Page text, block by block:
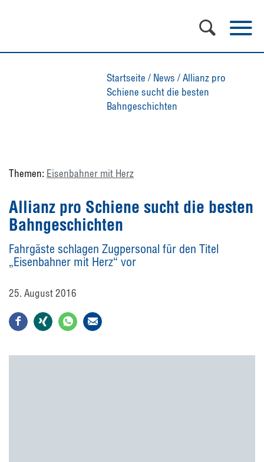
Startseite / News /Allianz pro
Schiene sucht die besten
Bahngeschichten
Themen: Eisenbahner mit Herz
Allianz pro Schiene sucht die besten
Bahngeschichten
Fahrgäste schlagen Zugpersonal für den Titel
„Eisenbahner mit Herz“ vor
25. August 2016